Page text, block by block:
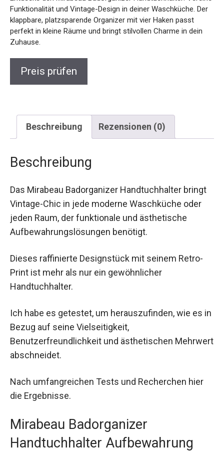
Funktionalität und Vintage-Design in deiner Waschküche. Der
klappbare, platzsparende Organizer mit vier Haken passt
perfekt in kleine Räume und bringt stilvollen Charme in dein
Zuhause.
Preis prüfen
Beschreibung Rezensionen (0)
Beschreibung
Das Mirabeau Badorganizer Handtuchhalter bringt
Vintage-Chic in jede moderne Waschküche oder
jeden Raum, der funktionale und ästhetische
Aufbewahrungslösungen benötigt.
Dieses raffinierte Designstück mit seinem Retro-
Print ist mehr als nur ein gewöhnlicher
Handtuchhalter.
Ich habe es getestet, um herauszufinden, wie es in
Bezug auf seine Vielseitigkeit,
Benutzerfreundlichkeit und ästhetischen Mehrwert
abschneidet.
Nach umfangreichen Tests und Recherchen hier
die Ergebnisse.
Mirabeau Badorganizer
Handtuchhalter Aufbewahrung